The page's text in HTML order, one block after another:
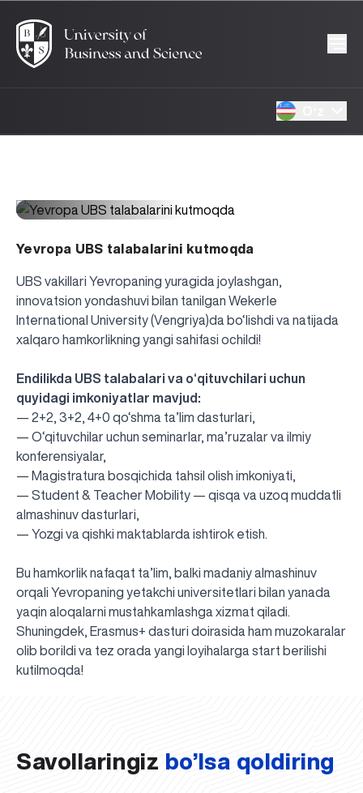
Yevropa UBS talabalarini kutmoqda
UBS vakillari Yevropaning yuragida joylashgan,
innovatsion yondashuvi bilan tanilgan Wekerle
International University (Vengriya)da bo‘lishdi va natijada
xalqaro hamkorlikning yangi sahifasi ochildi!
Endilikda UBS talabalari va o‘qituvchilari uchun
quyidagi imkoniyatlar mavjud:
— 2+2, 3+2, 4+0 qo‘shma ta’lim dasturlari,
— O‘qituvchilar uchun seminarlar, ma’ruzalar va ilmiy
konferensiyalar,
— Magistratura bosqichida tahsil olish imkoniyati,
— Student & Teacher Mobility — qisqa va uzoq muddatli
almashinuv dasturlari,
— Yozgi va qishki maktablarda ishtirok etish.
Bu hamkorlik nafaqat ta’lim, balki madaniy almashinuv
orqali Yevropaning yetakchi universitetlari bilan yanada
yaqin aloqalarni mustahkamlashga xizmat qiladi.
Shuningdek, Erasmus+ dasturi doirasida ham muzokaralar
olib borildi va tez orada yangi loyihalarga start berilishi
kutilmoqda!
UBS professori "Yangi O‘zbekiston yosh olimlari"
qatoridan joy oldi!
Sevimli "UBS xabarnomasi" gazetamizning yangi soni
nashrdan chiqdi!
UBS faoliyati tahlili va istiqboldagi rejalar
UBS oʻqituvchilari Qirgʻizistonda malaka oshirdi
G‘alaba sari olg‘a, O‘zbekiston!
TAYINLOV
UBS OAVda
UBS va bitiruvchi talabalar viloyat hokimligi tomonidan
taqdirlandi
Til oʻrganishda Ovropacha aytganda "level up" qilishni
xohlaysizmi?
Inson kapitaliga yo‘naltirilgan investitsiya — Yangi
O‘zbekiston taraqqiyotining eng muhim tayanchi
Savollaringiz bo’lsa qoldiring